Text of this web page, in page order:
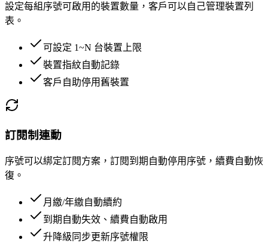
設定每組序號可啟用的裝置數量，客戶可以自己管理裝置列
表。
可設定 1~N 台裝置上限
裝置指紋自動記錄
客戶自助停用舊裝置
訂閱制連動
序號可以綁定訂閱方案，訂閱到期自動停用序號，續費自動恢
復。
月繳/年繳自動續約
到期自動失效、續費自動啟用
升降級同步更新序號權限